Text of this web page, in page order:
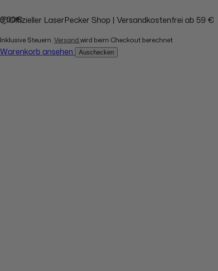
0,00€
Inklusive Steuern. Versand wird beim Checkout berechnet
Warenkorb ansehen Auschecken
📦Offizieller LaserPecker Shop | Versandkostenfrei ab 59 €